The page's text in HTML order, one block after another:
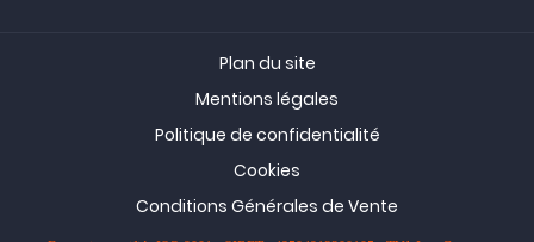
Plan du site
Mentions légales
Politique de confidentialité
Cookies
Conditions Générales de Vente